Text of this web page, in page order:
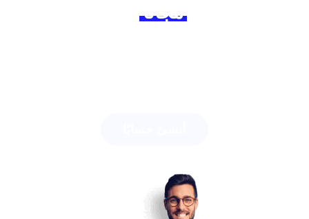
انضم إلينامجانًااليوم واصنع